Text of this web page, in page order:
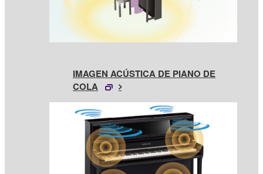
IMAGEN ACÚSTICA DE PIANO DE
COLA